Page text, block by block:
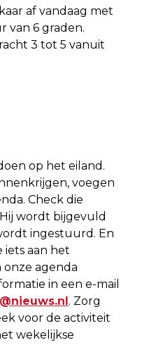
af vandaag met
van 6 graden.
3 tot 5 vanuit
op het eiland.
voegen
Check die
wordt bijgevuld
ingestuurd. En
iets aan het
onze agenda
in een e-mail
. Zorg
voor de activiteit
wekelijkse